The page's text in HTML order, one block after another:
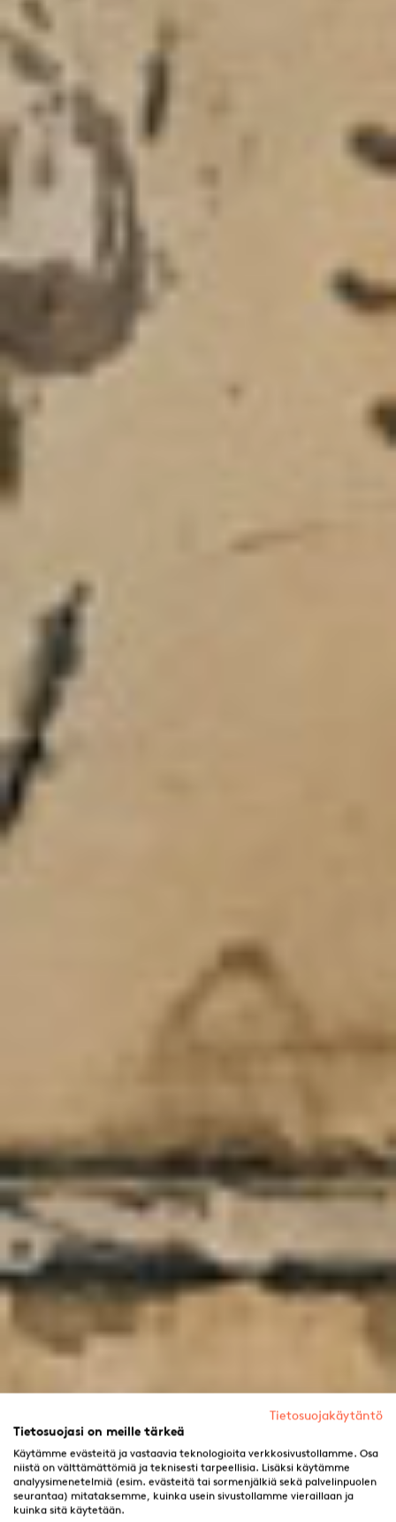
Tietosuojakäytäntö
Tietosuojasi on meille tärkeä
Käytämme evästeitä ja vastaavia teknologioita verkkosivustollamme. Osa
niistä on välttämättömiä ja teknisesti tarpeellisia. Lisäksi käytämme
analyysimenetelmiä (esim. evästeitä tai sormenjälkiä sekä palvelinpuolen
seurantaa) mitataksemme, kuinka usein sivustollamme vieraillaan ja
kuinka sitä käytetään.